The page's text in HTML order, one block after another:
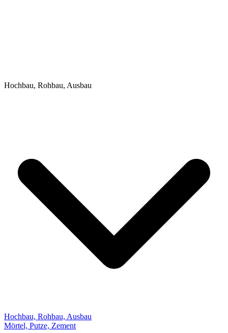
Hochbau, Rohbau, Ausbau
Hochbau, Rohbau, Ausbau
Mörtel, Putze, Zement